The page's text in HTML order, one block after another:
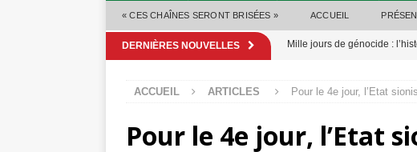
« CES CHAÎNES SERONT BRISÉES » ACCUEIL
DERNIÈRES NOUVELLES Mille jours de génocide :
Alors que Trump annonce
[ 4 août 2026 ]
ACCUEIL ARTICLES Pour le 4e jour, l’Etat
Pour le 4e jour, l’Etat